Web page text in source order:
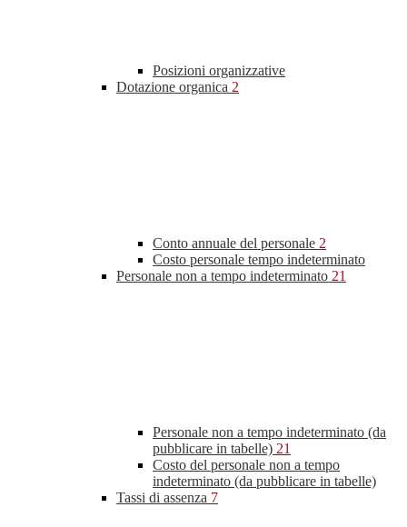
Posizioni organizzative
Dotazione organica 2
Conto annuale del personale 2
Costo personale tempo indeterminato
Personale non a tempo indeterminato 21
Personale non a tempo indeterminato (da
pubblicare in tabelle) 21
Costo del personale non a tempo
indeterminato (da pubblicare in tabelle)
Tassi di assenza 7